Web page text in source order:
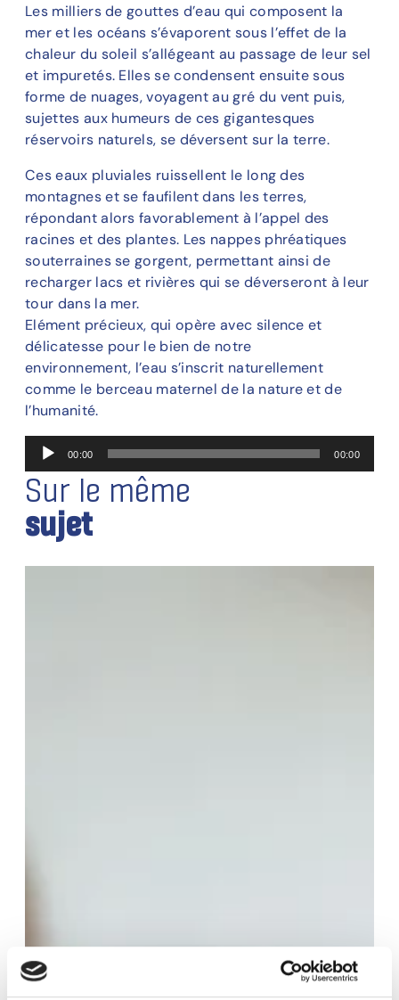
Les milliers de gouttes d’eau qui composent la
mer et les océans s’évaporent sous l’effet de la
chaleur du soleil s’allégeant au passage de leur sel
et impuretés. Elles se condensent ensuite sous
forme de nuages, voyagent au gré du vent puis,
sujettes aux humeurs de ces gigantesques
réservoirs naturels, se déversent sur la terre.
Ces eaux pluviales ruissellent le long des
montagnes et se faufilent dans les terres,
répondant alors favorablement à l’appel des
racines et des plantes. Les nappes phréatiques
souterraines se gorgent, permettant ainsi de
recharger lacs et rivières qui se déverseront à leur
tour dans la mer.
Elément précieux, qui opère avec silence et
délicatesse pour le bien de notre
environnement, l’eau s’inscrit naturellement
comme le berceau maternel de la nature et de
l’humanité.
c
e
00:00 00:00
Sur le même
sujet